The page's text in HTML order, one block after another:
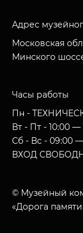
Адрес
Московская
Минского
Часы работы
Пн -
Вт - Пт - 10:00 —
Сб - Вс - 09:00 —
ВХОД
© Музейный
«Дорога